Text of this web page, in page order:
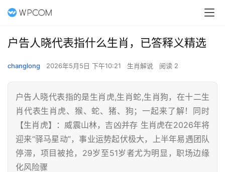
户告人晓代表指什么生肖，已答释义精选
changlong 2026年5月5日 下午10:21 生肖解说 阅读 2
户告人晓代表指的是生肖虎,生肖蛇,生肖狗，在十二生
肖代表生肖虎、猴、蛇、猪、狗；一起来了解！同时
【生肖虎】：威震山林，吉凶并存 生肖虎在2026年将
迎来“驿马星动”，事业运势起伏极大，上半年易遇团队
停滞，项目被抢，29岁至51岁者尤为明显，职场边缘
化风险骤